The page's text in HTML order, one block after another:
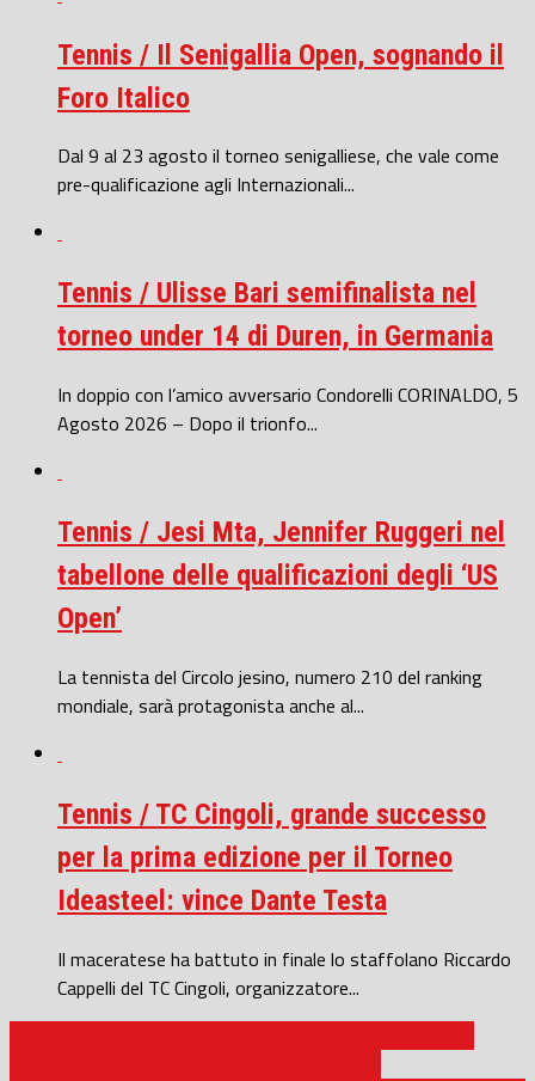
Tennis / Il Senigallia Open, sognando il
Foro Italico
Dal 9 al 23 agosto il torneo senigalliese, che vale come
pre-qualificazione agli Internazionali...
Tennis / Ulisse Bari semifinalista nel
torneo under 14 di Duren, in Germania
In doppio con l’amico avversario Condorelli CORINALDO, 5
Agosto 2026 – Dopo il trionfo...
Tennis / Jesi Mta, Jennifer Ruggeri nel
tabellone delle qualificazioni degli ‘US
Open’
La tennista del Circolo jesino, numero 210 del ranking
mondiale, sarà protagonista anche al...
Tennis / TC Cingoli, grande successo
per la prima edizione per il Torneo
Ideasteel: vince Dante Testa
Il maceratese ha battuto in finale lo staffolano Riccardo
Cappelli del TC Cingoli, organizzatore...